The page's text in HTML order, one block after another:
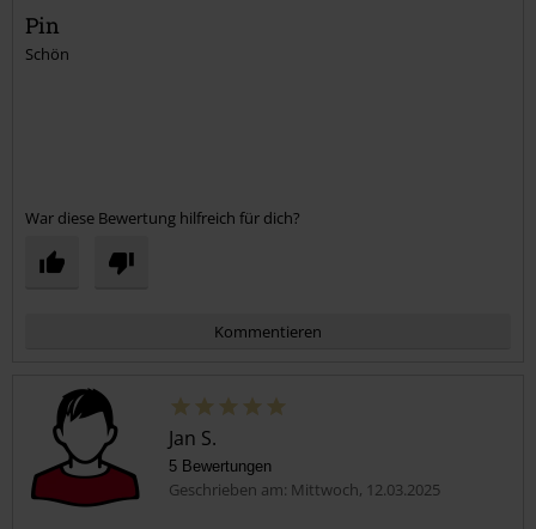
Pin
Schön
War diese Bewertung hilfreich für dich?
Kommentieren
Jan S.
5 Bewertungen
Geschrieben am: Mittwoch, 12.03.2025